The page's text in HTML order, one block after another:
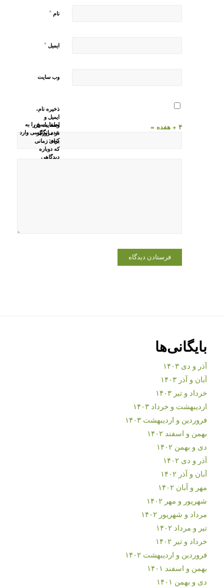
نام *
ایمیل *
وب‌ سایت
ذخیره نام،
ایمیل و
وبسایت من
در مرورگر
برای زمانی
که دوباره
دیدگاهی
لطفا پاسخ را به
عدد انگلیسی وارد
کنید:
۴ + هفده =
بایگانی‌ها
آذر و دی ۱۴۰۳
آبان و آذر ۱۴۰۳
خرداد و تیر ۱۴۰۳
اردیبهشت و خرداد ۱۴۰۳
فروردین و اردیبهشت ۱۴۰۳
بهمن و اسفند ۱۴۰۲
دی و بهمن ۱۴۰۲
آذر و دی ۱۴۰۲
آبان و آذر ۱۴۰۲
مهر و آبان ۱۴۰۲
شهریور و مهر ۱۴۰۲
مرداد و شهریور ۱۴۰۲
تیر و مرداد ۱۴۰۲
خرداد و تیر ۱۴۰۲
فروردین و اردیبهشت ۱۴۰۲
بهمن و اسفند ۱۴۰۱
دی و بهمن ۱۴۰۱